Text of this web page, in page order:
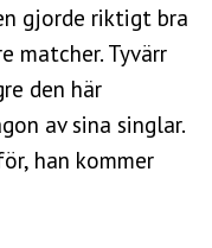
gjorde riktigt bra
matcher. Tyvärr
den här
av sina singlar.
han kommer